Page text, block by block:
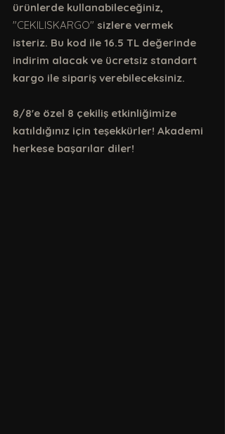
ürünlerde kullanabileceğiniz,
"CEKILISKARGO" sizlere vermek
isteriz. Bu kod ile 16.5 TL değerinde
indirim alacak ve ücretsiz standart
kargo ile sipariş verebileceksiniz.
8/8'e özel 8 çekiliş etkinliğimize
katıldığınız için teşekkürler! Akademi
herkese başarılar diler!